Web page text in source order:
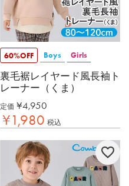
60%OFF Boys Girls
裏毛裾レイヤード風長袖ト
レーナー（くま）
定価 ¥4,950
¥1,980 税込